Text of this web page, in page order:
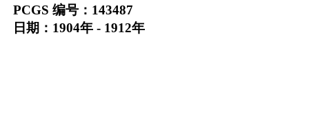
PCGS 编号：143487
日期：1904年 - 1912年